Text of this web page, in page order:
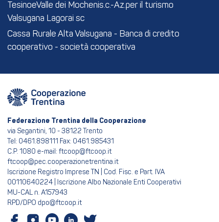
TesinoeValle dei Mochenis.c.-Az.per il turismo
Valsugana Lagorai sc
Cassa Rurale Alta Valsugana - Banca di credito
cooperativo - società cooperativa
Federazione Trentina della Cooperazione
via Segantini, 10 - 38122 Trento
Tel: 0461.898111 Fax: 0461.985431
C.P. 1080 e-mail: ftcoop@ftcoop.it
ftcoop@pec.cooperazionetrentina.it
Iscrizione Registro Imprese TN | Cod. Fisc. e Part. IVA
00110640224 | Iscrizione Albo Nazionale Enti Cooperativi
MU-CAL n. A157943
RPD/DPO dpo@ftcoop.it